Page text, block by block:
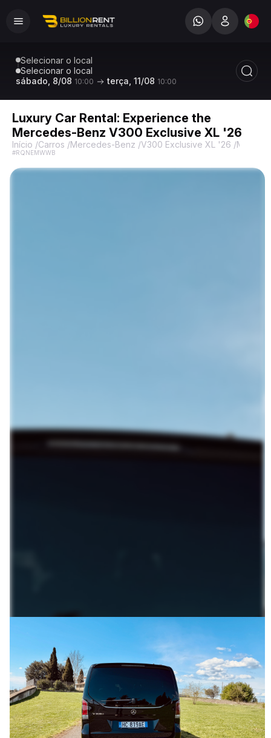
Selecionar o local
Selecionar o local
sábado, 8/08 10:00 terça, 11/08 10:00
Luxury Car Rental: Experience the
Mercedes-Benz V300 Exclusive XL '26
Início /Carros /Mercedes-Benz /V300 Exclusive XL '26 /
#RQNEMWWB